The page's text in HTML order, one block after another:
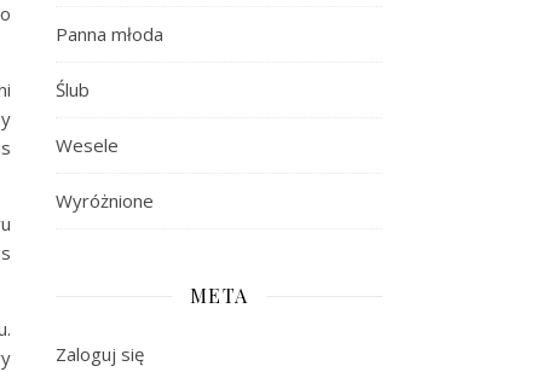
Panna młoda
Ślub
Wesele
Wyróżnione
META
Zaloguj się